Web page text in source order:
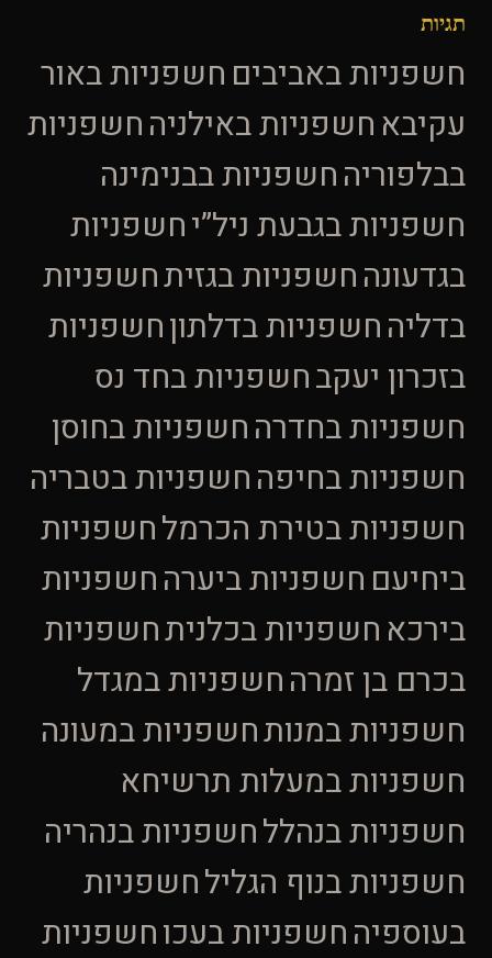
תגיות
חשפניות באביבים חשפניות באור
עקיבאחשפניות באילניהחשפניות
בבלפוריהחשפניות בבנימינה
חשפניות בגבעת ניל”יחשפניות
בגדעונהחשפניות בגזיתחשפניות
בדליהחשפניות בדלתוןחשפניות
בזכרון יעקבחשפניות בחד נס
חשפניות בחדרהחשפניות בחוסן
חשפניות בחיפהחשפניות בטבריה
חשפניות בטירת הכרמלחשפניות
ביחיעם חשפניות ביערהחשפניות
בירכאחשפניות בכלניתחשפניות
בכרם בן זמרהחשפניות במגדל
חשפניות במנותחשפניות במעונה
חשפניות במעלות תרשיחא
חשפניות בנהללחשפניות בנהריה
חשפניות בנוף הגלילחשפניות
בעוספיהחשפניות בעכוחשפניות